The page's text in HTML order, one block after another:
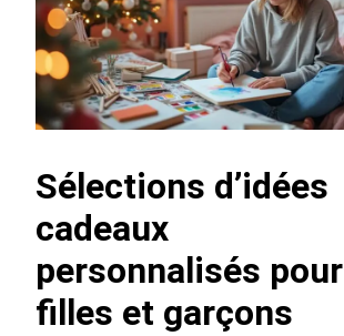
Sélections d’idées
cadeaux
personnalisés pour
filles et garçons